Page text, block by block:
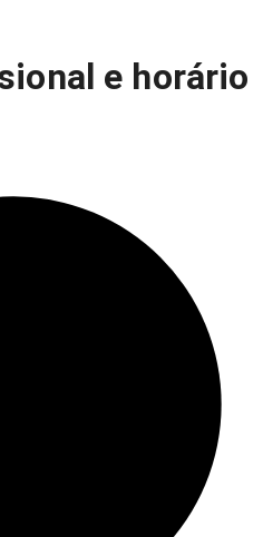
e horário